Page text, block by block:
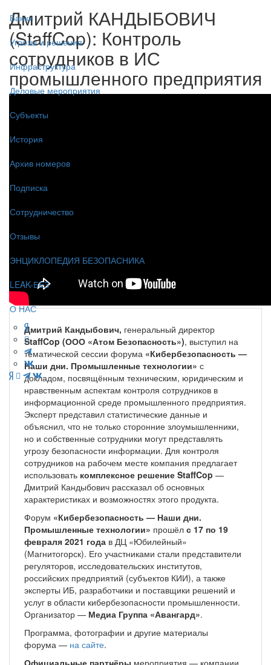
Банки
Угрозы и решения
Инфраструктура
Деловые мероприятия
Субъекты
История
Архив номеров
Подписка
Сотрудничество
Отзывы
ЭНЦИКЛОПЕДИЯ БЕЗОПАСНИКА
LEAK-БЕЗ
О НАС
Дмитрий КАНДЫБОВИЧ
(StaffCop): Контроль
сотрудников в ИС
промышленного предприятия
Дмитрий Кандыбович, генеральный директор
StaffCop (ООО «Атом Безопасность»), выступил на
тематической сессии форума «Кибербезопасность —
Наши дни. Промышленные технологии» с
докладом, посвящённым техническим, юридическим и
нравственным аспектам контроля сотрудников в
информационной среде промышленного предприятия.
Эксперт представил статистические данные и
объяснил, что не только сторонние злоумышленники,
но и собственные сотрудники могут представлять
угрозу безопасности информации. Для контроля
сотрудников на рабочем месте компания предлагает
использовать комплексное решение StaffCop —
Дмитрий Кандыбович рассказал об основных
характеристиках и возможностях этого продукта.
Форум «Кибербезопасность — Наши дни.
Промышленные технологии» прошёл с 17 по 19
февраля 2021 года в ДЦ «Юбилейный»
(Магнитогорск). Его участниками стали представители
регуляторов, исследовательских институтов,
российских предприятий (субъектов КИИ), а также
эксперты ИБ, разработчики и поставщики решений и
услуг в области кибербезопасности промышленности.
Организатор — Медиа Группа «Авангард».
Программа, фотографии и другие материалы
форума — на сайте.
Официальные партнёры мероприятия — компании